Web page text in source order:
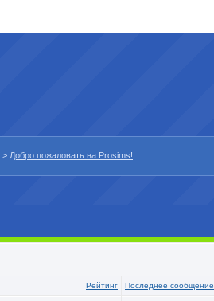
> Добро пожаловать на Prosims!
Рейтинг Последнее сообщение